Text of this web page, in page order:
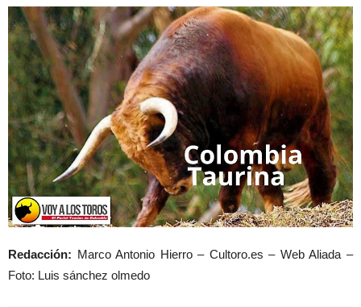
Redacción: Marco Antonio Hierro – Cultoro.es – Web Aliada –
Foto: Luis sánchez olmedo